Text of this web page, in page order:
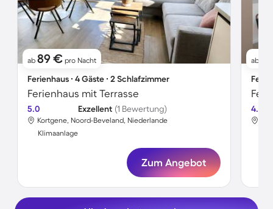
ab 89 € pro Nacht
Ferienhaus ∙ 4 Gäste ∙ 2 Schlafzimmer
Ferienhaus mit Terrasse
5.0 Exzellent (1 Bewertung)
Kortgene, Noord-Beveland, Niederlande
Klimaanlage
Zum Angebot
ab
4.8